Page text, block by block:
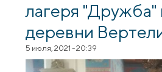
лагеря "Дружба"
деревни
5 июля, 2021 - 20:39